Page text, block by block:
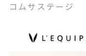
コムサステージ